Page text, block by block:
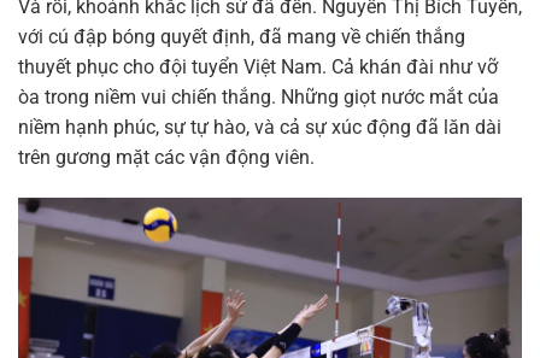
Và rồi, khoảnh khắc lịch sử đã đến. Nguyễn Thị Bích Tuyền,
với cú đập bóng quyết định, đã mang về chiến thắng
thuyết phục cho đội tuyển Việt Nam. Cả khán đài như vỡ
òa trong niềm vui chiến thắng. Những giọt nước mắt của
niềm hạnh phúc, sự tự hào, và cả sự xúc động đã lăn dài
trên gương mặt các vận động viên.